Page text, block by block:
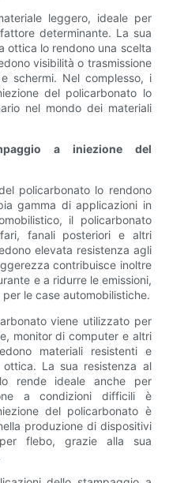
leggero, ideale per
determinante. La sua
ottica lo rendono una scelta
visibilità o trasmissione
schermi. Nel complesso, i
del policarbonato lo
nel mondo dei materiali
a iniezione del
policarbonato lo rendono
gamma di applicazioni in
il policarbonato
fanali posteriori e altri
elevata resistenza agli
contribuisce inoltre
e a ridurre le emissioni,
le case automobilistiche.
viene utilizzato per
monitor di computer e altri
materiali resistenti e
La sua resistenza al
rende ideale anche per
a condizioni difficili è
del policarbonato è
produzione di dispositivi
flebo, grazie alla sua